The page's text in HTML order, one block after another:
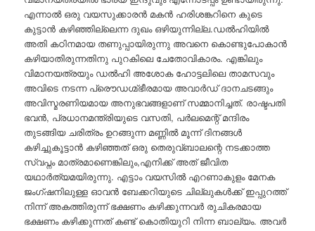
എന്നാൽ ഒരു വയസുക്കാരൻ മകൻ ഹരിശങ്കറിനെ കുടെ
കുട്ടാൻ കഴിഞ്ഞില്ലെന്ന ദുഖം ഒഴിയുന്നില്ല.ഡൽഹിയിൽ
അതി കഠിനമായ തണുപ്പായിരുന്നു അവനെ കൊണ്ടുപോകാൻ
കഴിയാതിരുന്നതിനു പുറകിലെ ചേതോവികാരം. എങ്കിലും
വിമാനയത്രയും ഡൽഹി അശോക ഹോട്ടലിലെ താമസവും
അവിടെ നടന്ന പ്രൌഡഗ്മ്ഭീരമായ അവാർഡ് ദാനചടങ്ങും
അവിസ്മരണിയമായ അനുഭവങ്ങളാണ് സമ്മാനിച്ചത്. രാഷ്ടപതി
ഭവൻ, പ്രധാനമന്ത്രിയുടെ വസതി, പർലമെന്റ് മന്ദിരം
തുടങ്ങിയ ചരിത്രം ഉറങ്ങുന്ന മണ്ണിൽ മൂന്ന് ദിനങ്ങൾ
കഴിച്ചുകൂട്ടാൻ കഴിഞ്ഞത് ഒരു തെരുവ്ബാലന്റെ നടക്കാത്ത
സ്വപ്നം മാത്രമാണെങ്കിലും,എനിക്ക് അത് ജീവിത
യഥാർത്യമയിരുന്നു. എട്ടാം വയസിൽ എറണാകുളം മേനക
ജംഗ്ഷനിലുള്ള ഓവൻ ബേക്കറിയുടെ ചില്ലുകൾക്ക് ഇപ്പുറത്ത്
നിന്ന് അകത്തിരുന്ന് ഭക്ഷണം കഴിക്കുന്നവർ രുചികരമായ
ഭക്ഷണം കഴിക്കുന്നത് കണ്ട് കൊതിയുറി നിന്ന ബാല്യം. അവർ